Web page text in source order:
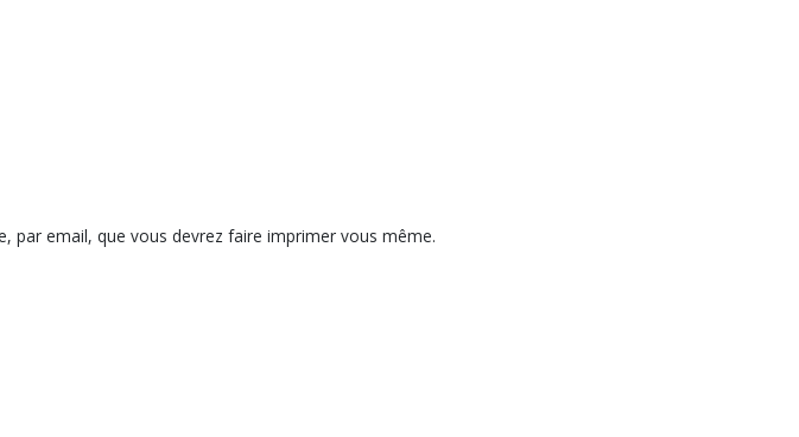
par email, que vous devrez faire imprimer vous même.